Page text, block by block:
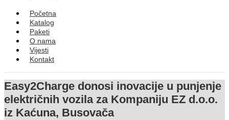
Početna
Katalog
Paketi
O nama
Vijesti
Kontakt
Easy2Charge donosi inovacije u punjenje
električnih vozila za Kompaniju EZ d.o.o.
iz Kaćuna, Busovača